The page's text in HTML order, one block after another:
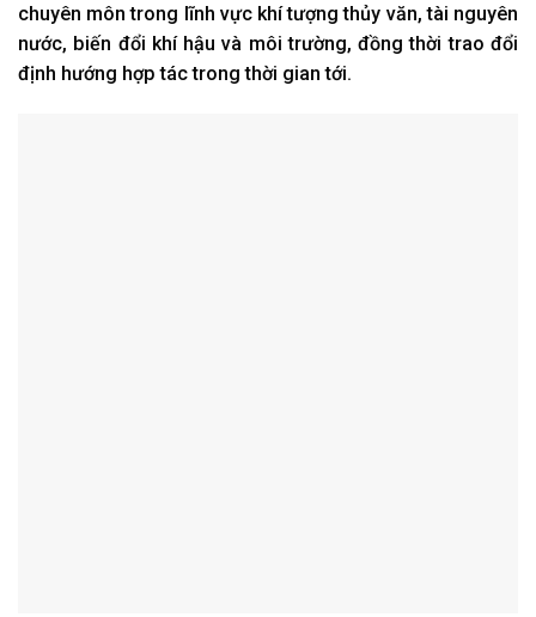
chuyên môn trong lĩnh vực khí tượng thủy văn, tài nguyên
nước, biến đổi khí hậu và môi trường, đồng thời trao đổi
định hướng hợp tác trong thời gian tới.